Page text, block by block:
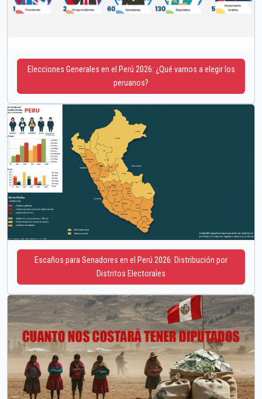
Elecciones Generales en el Perú 2026: ¿Qué vamos a elegir los
peruanos?
Escaños para Senadores en el Perú 2026: Distribución por
Distritos Electorales